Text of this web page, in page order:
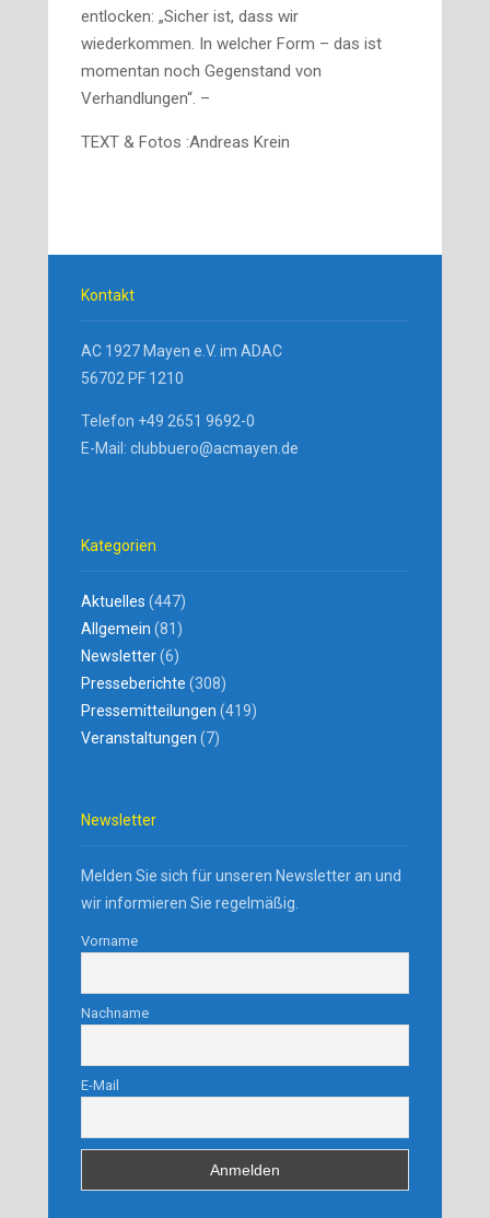
entlocken: „Sicher ist, dass wir
wiederkommen. In welcher Form – das ist
momentan noch Gegenstand von
Verhandlungen“. –
TEXT & Fotos :Andreas Krein
Kontakt
AC 1927 Mayen e.V. im ADAC
56702 PF 1210
Telefon +49 2651 9692-0
E-Mail: clubbuero@acmayen.de
Kategorien
Aktuelles (447)
Allgemein (81)
Newsletter(6)
Presseberichte (308)
Pressemitteilungen (419)
Veranstaltungen (7)
Newsletter
Melden Sie sich für unseren Newsletter an und
wir informieren Sie regelmäßig.
Vorname
Nachname
E-Mail